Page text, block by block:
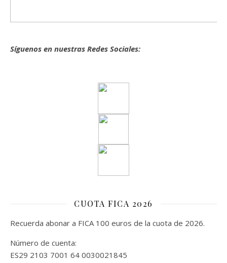
Síguenos en nuestras Redes Sociales:
CUOTA FICA 2026
Recuerda abonar a FICA 100 euros de la cuota de 2026.
Número de cuenta:
ES29 2103 7001 64 0030021845